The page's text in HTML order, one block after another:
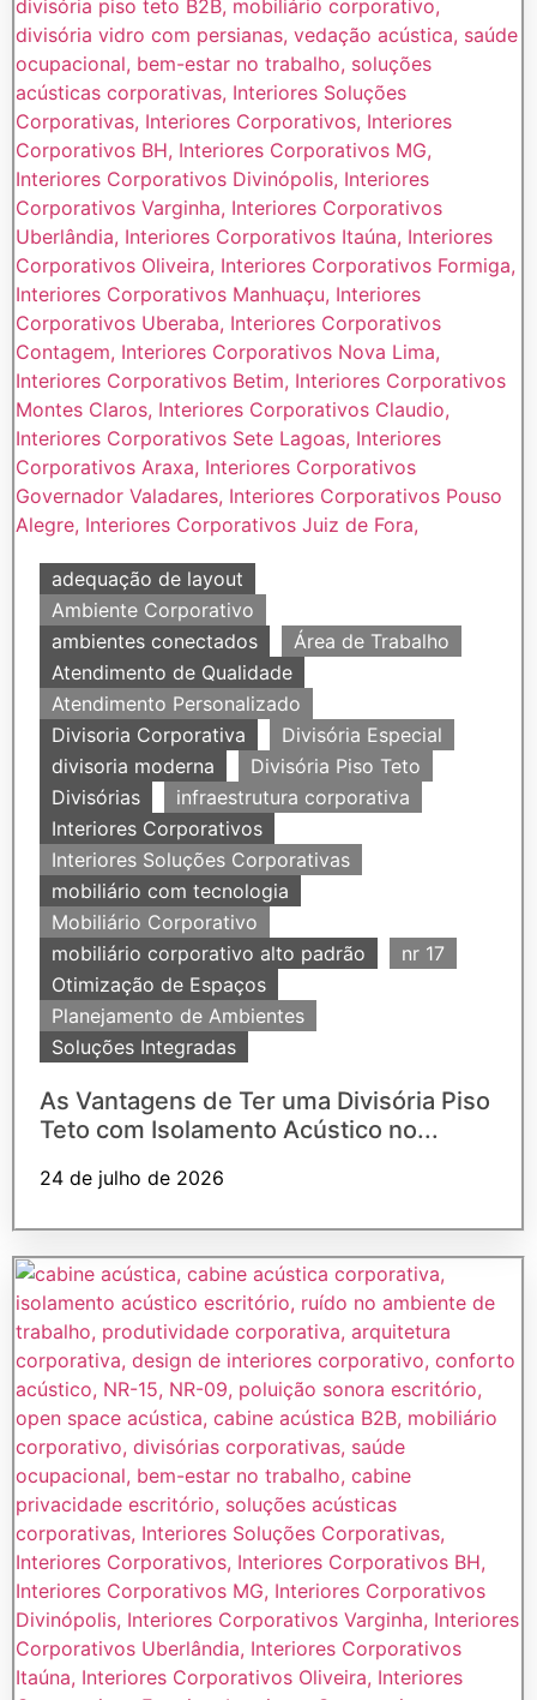
adequação de layout
Ambiente Corporativo
ambientes conectados
Área de Trabalho
Atendimento de Qualidade
Atendimento Personalizado
Divisoria Corporativa
Divisória Especial
divisoria moderna
Divisória Piso Teto
Divisórias
infraestrutura corporativa
Interiores Corporativos
Interiores Soluções Corporativas
mobiliário com tecnologia
Mobiliário Corporativo
mobiliário corporativo alto padrão
nr 17
Otimização de Espaços
Planejamento de Ambientes
Soluções Integradas
As Vantagens de Ter uma Divisória Piso
Teto com Isolamento Acústico no...
24 de julho de 2026